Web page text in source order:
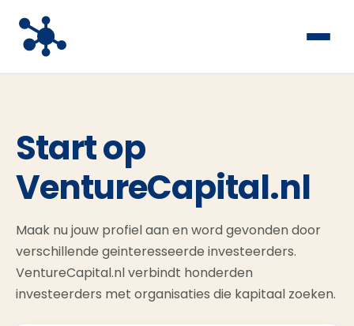
Start op
VentureCapital.nl
Maak nu jouw profiel aan en word gevonden door
verschillende geinteresseerde investeerders.
VentureCapital.nl verbindt honderden
investeerders met organisaties die kapitaal zoeken.